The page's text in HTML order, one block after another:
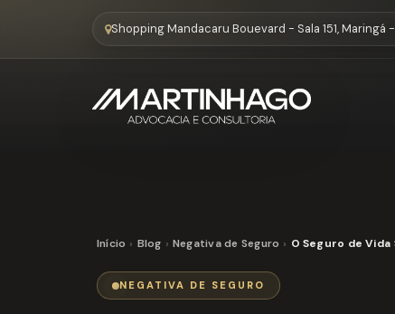
Shopping Mandacaru Bouevard - Sala 151, Maringá -
Início Blog Negativa de Seguro O Seguro de
NEGATIVA DE SEGURO